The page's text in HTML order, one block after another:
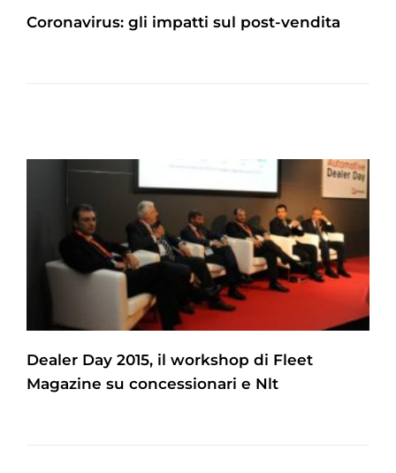
Coronavirus: gli impatti sul post-vendita
Dealer Day 2015, il workshop di Fleet
Magazine su concessionari e Nlt